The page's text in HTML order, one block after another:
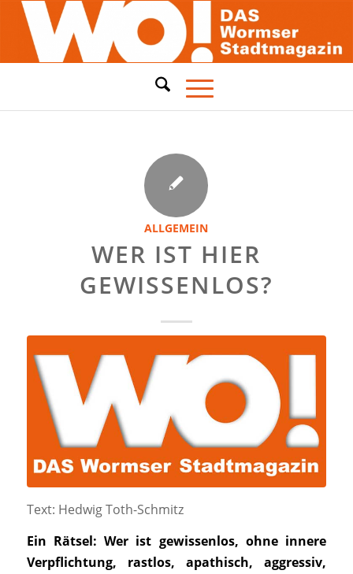
ALLGEMEIN
WER IST HIER
GEWISSENLOS?
Text: Hedwig Toth-Schmitz
Ein Rätsel: Wer ist gewissenlos, ohne innere
Verpflichtung, rastlos, apathisch, aggressiv,